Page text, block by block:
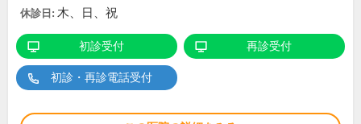
休診日: 木、日、祝
初診受付 再診受付
初診・再診電話受付